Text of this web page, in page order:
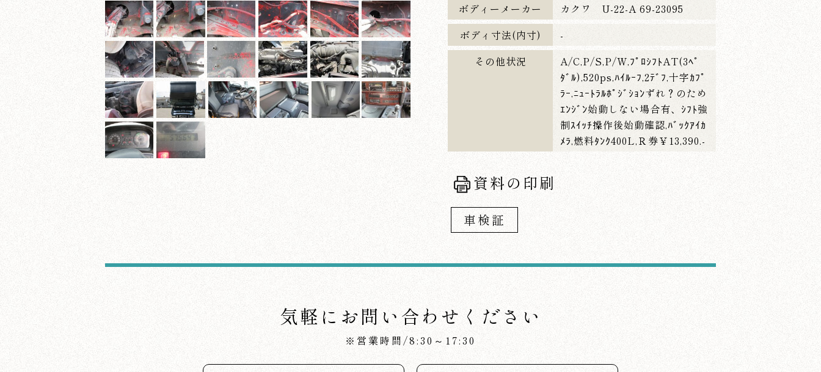
ボディーメーカー
カクワ U-22-A 69-23095
ボディ寸法(内寸)
-
その他状況
A/C,P/S,P/W,ﾌﾟﾛｼﾌﾄAT(3ﾍﾟ
ﾀﾞﾙ),520ps,ﾊｲﾙｰﾌ,2ﾃﾞﾌ,十字ｶﾌﾟ
ﾗｰ,ﾆｭｰﾄﾗﾙﾎﾟｼﾞｼｮﾝずれ？のため
ｴﾝｼﾞﾝ始動しない場合有、ｼﾌﾄ強
制ｽｲｯﾁ操作後始動確認,ﾊﾞｯｸｱｲｶ
ﾒﾗ,燃料ﾀﾝｸ400L,Ｒ券￥13,390.-
資料の印刷
車検証
気軽にお問い合わせください
※営業時間/8:30～17:30